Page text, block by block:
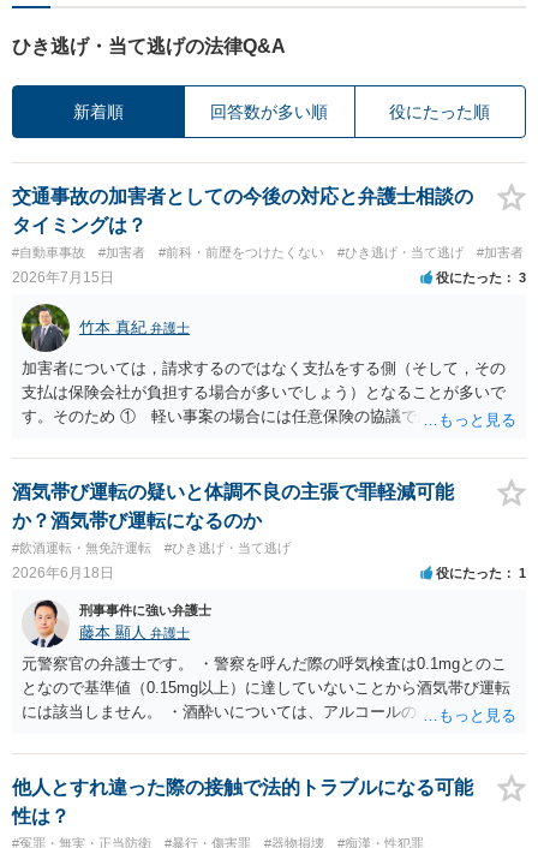
ひき逃げ・当て逃げの法律Q&A
新着順 回答数が多い順 役にたった順
交通事故の加害者としての今後の対応と弁護士相談の
タイミングは？
#自動車事故 #加害者 #前科・前歴をつけたくない #ひき逃げ・当て逃げ #加害者
2026年7月15日 役にたった 3
竹本 真紀 弁護士
加害者については，請求するのではなく支払をする側（そして，その
支払は保険会社が負担する場合が多いでしょう）となることが多いで
す。そのため ① 軽い事案の場合には任意保険の協議で成立すること
保険の協議となり，事案によっては保険会社が代理人弁護士をつける
場合が多いこと イ 刑事事件に進む場合は，刑事弁護の話になるこ
と などの事情から，任意保険に入っていない場合など，特殊な場合以
外は，あまり顕在化する事情がないのだと思います。 ですから，加害
者側も弁護士が入っているケースは実際にはあるのです。 本件は，刑
事事件の面で問題となっています。 交通事故を発生した場合には，警
察に報告しなければなりません。道路交通法違反第７２条第１項後段
に不申告という形で定められています。本件は，これに客観的には該
当することがはっきりしている事案です。ですから「単なる交通事故
から，刑事事件になりそうな…」ではなく，刑事事件の対象となるこ
とがはっきりしている事案です。 自分は逃げていないという認識でし
ょう。そのため，故意を否認している形になるのですが，「現場から
離れる」→「コンビニで駐車」→「しばらく待機」→「徒歩で現場に
戻る→誰もいないから警察に連絡しないで帰る」という流れの中で，
事故を起こした認識があるから現場に戻っているはずなのに，どうし
て警察に連絡しないのだろうという話になっているのだと思います。
酒気帯び運転の疑いと体調不良の主張で罪軽減可能
か？酒気帯び運転になるのか
#飲酒運転・無免許運転 #ひき逃げ・当て逃げ
2026年6月18日 役にたった 1
刑事事件に強い弁護士
藤本 顯人 弁護士
元警察官の弁護士です。 ・警察を呼んだ際の呼気検査は0.1mgとのこ
となので基準値（0.15mg以上）に達していないことから酒気帯び運転
には該当しません。 ・酒酔いについては、アルコールの基準値は関係
とも、酒酔いはハードルが高く、アルコールの体内保有に加えて、
【直立不能・会話不能・歩行不能の３要件】が必要であり、この立証
は通常は鑑識活動（現場において実施される）により行われます。で
すが、この点が立証できないことや、その後の体調不良などで失神し
他人とすれ違った際の接触で法的トラブルになる可能
性は？
#冤罪・無実・正当防衛 #暴行・傷害罪 #器物損壊
#痴漢・性犯罪